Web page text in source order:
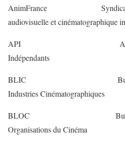
AnimFrance Syndicat de
audiovisuelle et cinématographique
API Association
Indépendants
BLIC Bureau de
Industries Cinématographiques
BLOC Bureau de
Organisations du Cinéma